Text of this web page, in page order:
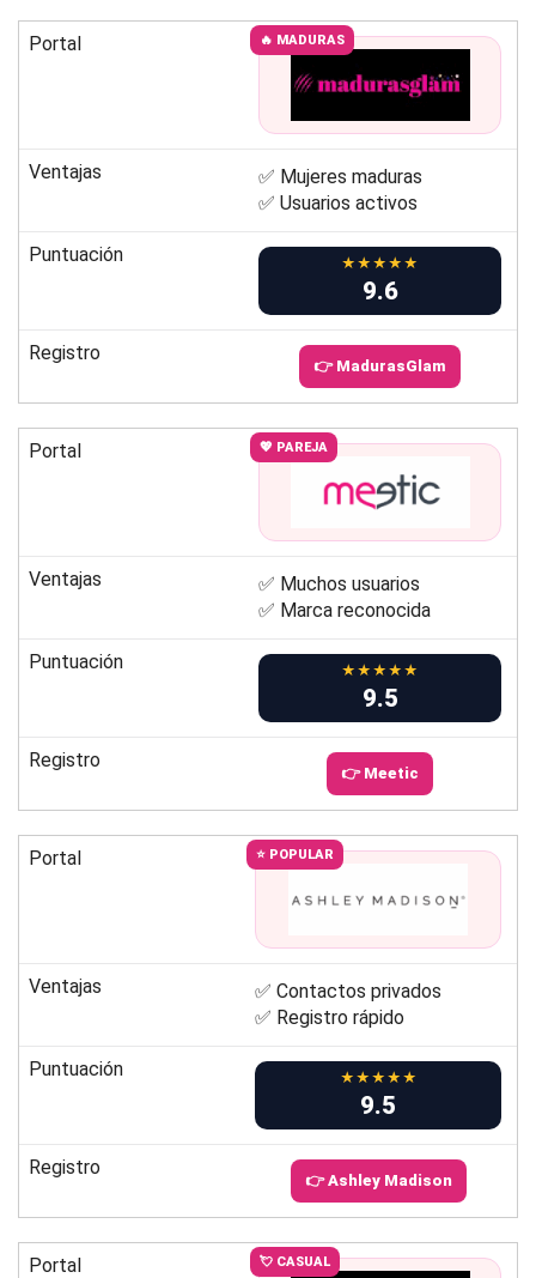
Portal 🔥 MADURAS
Ventajas
✅ Mujeres maduras
✅ Usuarios activos
Puntuación ★★★★★
9.6
Registro
👉 MadurasGlam
Portal 💖 PAREJA
Ventajas
✅ Muchos usuarios
✅ Marca reconocida
Puntuación ★★★★★
9.5
Registro
👉 Meetic
Portal ⭐ POPULAR
Ventajas
✅ Contactos privados
✅ Registro rápido
Puntuación ★★★★★
9.5
Registro
👉 Ashley Madison
Portal 💘 CASUAL